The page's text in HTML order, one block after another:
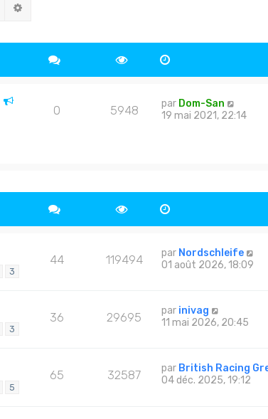
Rechercher
0 5948 par Dom-San
19 mai 2021, 22:14
3
44 119494 par Nordschleife
01 août 2026, 18:09
3
36 29695 par inivag
11 mai 2026, 20:45
5
65 32587 par British Racing
04 déc. 2025, 19:12